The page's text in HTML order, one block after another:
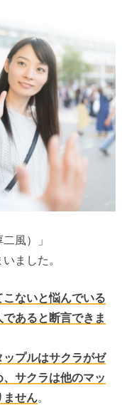
風）」
ました。
ないと悩んでいる
あると断言できま
ップルはサクラがゼ
サクラは他のマッ
ません。